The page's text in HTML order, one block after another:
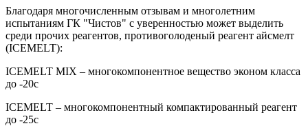
Благодаря многочисленным отзывам и многолетним
испытаниям ГК "Чистов" с уверенностью может выделить
среди прочих реагентов, противоголоденый реагент айсмелт
(ICEMELT):
ICEMELT MIX – многокомпонентное вещество эконом класса
до -20с
ICEMELT – многокомпонентный компактированный реагент
до -25с